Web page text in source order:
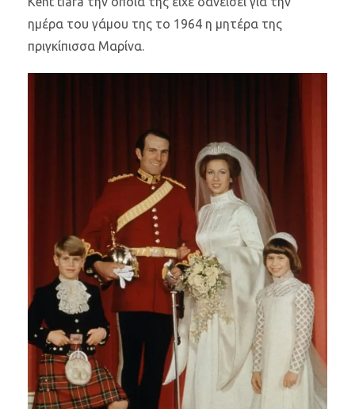
ημέρα του γάμου της το 1964 η μητέρα της
πριγκίπισσα Μαρίνα.